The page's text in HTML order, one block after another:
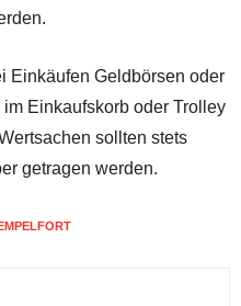
Einkäufen Geldbörsen oder
Einkaufskorb oder Trolley
sollten stets
getragen werden.